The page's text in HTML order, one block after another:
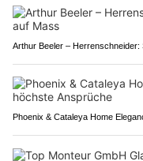
Arthur Beeler –
Phoenix & Cataleya Home